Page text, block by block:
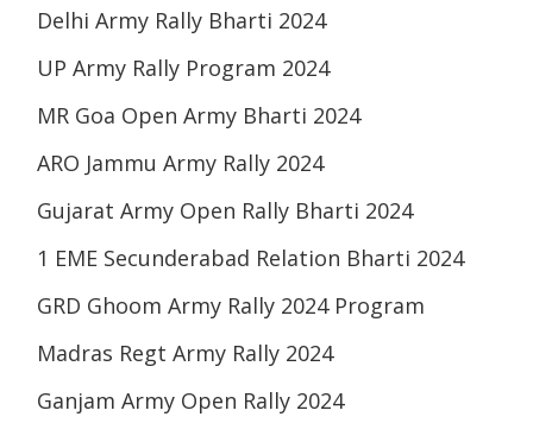
Delhi Army Rally Bharti 2024
UP Army Rally Program 2024
MR Goa Open Army Bharti 2024
ARO Jammu Army Rally 2024
Gujarat Army Open Rally Bharti 2024
1 EME Secunderabad Relation Bharti 2024
GRD Ghoom Army Rally 2024 Program
Madras Regt Army Rally 2024
Ganjam Army Open Rally 2024